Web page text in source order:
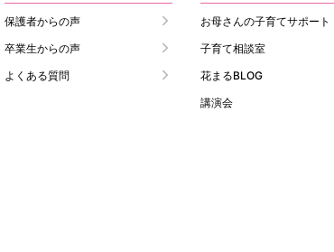
保護者からの声
卒業生からの声
よくある質問
お母さんの子育てサポート
子育て相談室
花まるBLOG
講演会